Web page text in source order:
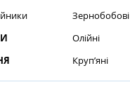
Зернобобові
Олійні
Круп’яні